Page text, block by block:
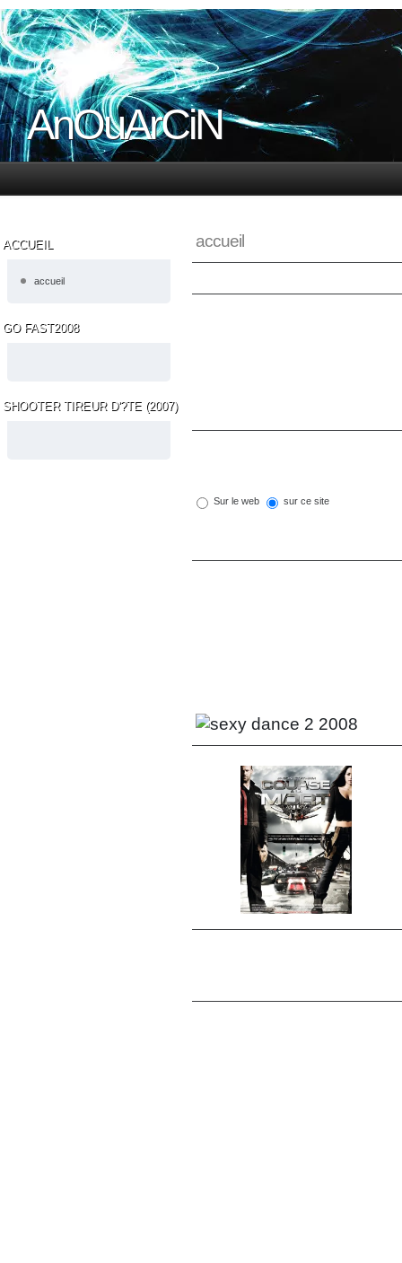
AnOuArCiN
ACCUEIL
accueil
GO FAST2008
SHOOTER TIREUR D'?TE (2007)
accueil
Sur le web sur ce site